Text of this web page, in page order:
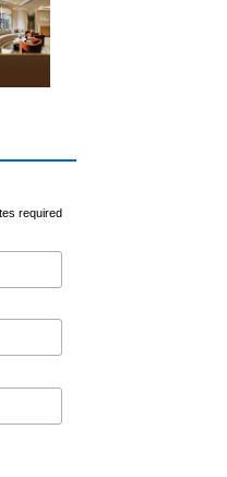
required